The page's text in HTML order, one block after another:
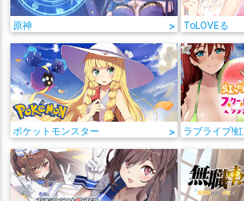
原神 > ToLOVEる
ポケットモンスター >